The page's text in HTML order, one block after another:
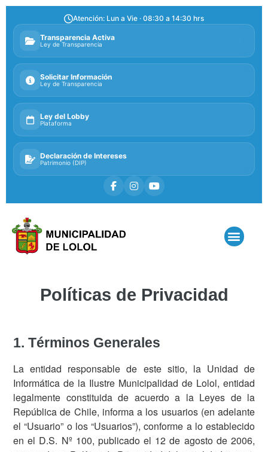
Atención: Lun a Vie · 08:30 a 14:30 hrs
Transparencia Activa
Ley de Transparencia
Solicitar Información
Ley de Transparencia
Ley del Lobby
Plataforma
Declaración de Intereses
Patrimonio (DIP)
Políticas de Privacidad
1. Términos Generales
La entidad responsable de este sitio, la Unidad de
Informática de la Ilustre Municipalidad de Lolol, entidad
legalmente constituida de acuerdo a la Leyes de la
República de Chile, informa a los usuarios (en adelante
el “Usuario” o los “Usuarios”), conforme a lo establecido
en el D.S. Nº 100, publicado el 12 de agosto de 2006,